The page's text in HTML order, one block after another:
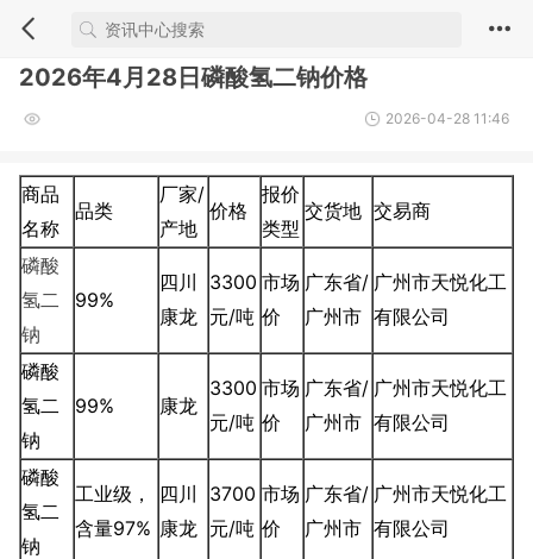
2026年4月28日磷酸氢二钠价格
2026-04-28 11:46
商品
名称
品类
厂家/
产地
价格
报价
类型
交货地 交易商
磷酸
氢二
钠
99%
四川
康龙
3300
元/吨
市场
价
广东省/
广州市
广州市天悦化工
有限公司
磷酸
氢二
钠
99% 康龙
3300
元/吨
市场
价
广东省/
广州市
广州市天悦化工
有限公司
磷酸
氢二
钠
工业级，
含量97%
四川
康龙
3700
元/吨
市场
价
广东省/
广州市
广州市天悦化工
有限公司